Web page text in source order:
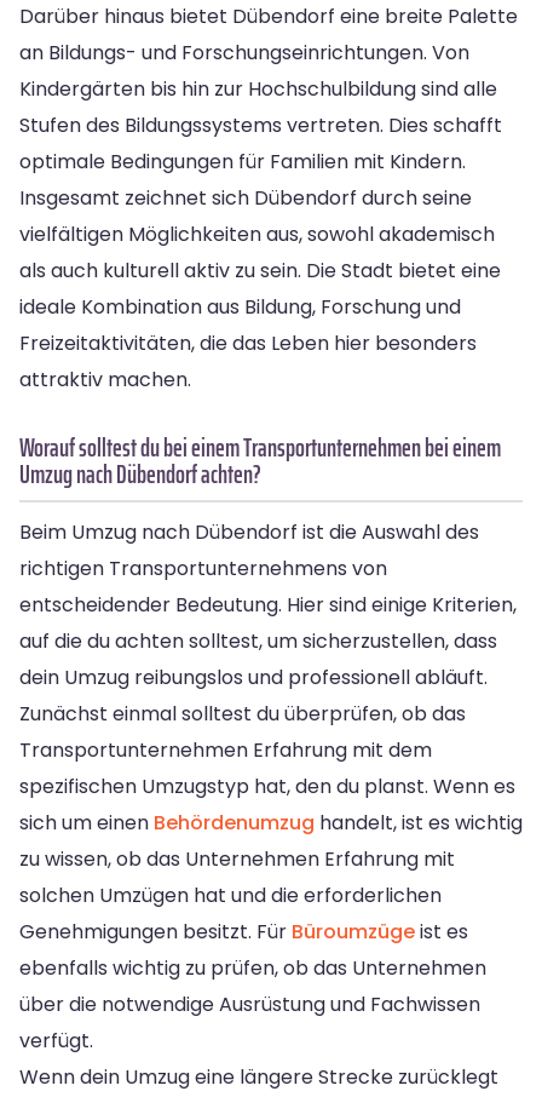
Darüber hinaus bietet Dübendorf eine breite Palette
an Bildungs- und Forschungseinrichtungen. Von
Kindergärten bis hin zur Hochschulbildung sind alle
Stufen des Bildungssystems vertreten. Dies schafft
optimale Bedingungen für Familien mit Kindern.
Insgesamt zeichnet sich Dübendorf durch seine
vielfältigen Möglichkeiten aus, sowohl akademisch
als auch kulturell aktiv zu sein. Die Stadt bietet eine
ideale Kombination aus Bildung, Forschung und
Freizeitaktivitäten, die das Leben hier besonders
attraktiv machen.
Worauf solltest du bei einem Transportunternehmen bei einem
Umzug nach Dübendorf achten?
Beim Umzug nach Dübendorf ist die Auswahl des
richtigen Transportunternehmens von
entscheidender Bedeutung. Hier sind einige Kriterien,
auf die du achten solltest, um sicherzustellen, dass
dein Umzug reibungslos und professionell abläuft.
Zunächst einmal solltest du überprüfen, ob das
Transportunternehmen Erfahrung mit dem
spezifischen Umzugstyp hat, den du planst. Wenn es
sich um einen Behördenumzug handelt, ist es wichtig
zu wissen, ob das Unternehmen Erfahrung mit
solchen Umzügen hat und die erforderlichen
Genehmigungen besitzt. Für Büroumzügeist es
ebenfalls wichtig zu prüfen, ob das Unternehmen
über die notwendige Ausrüstung und Fachwissen
verfügt.
Wenn dein Umzug eine längere Strecke zurücklegt